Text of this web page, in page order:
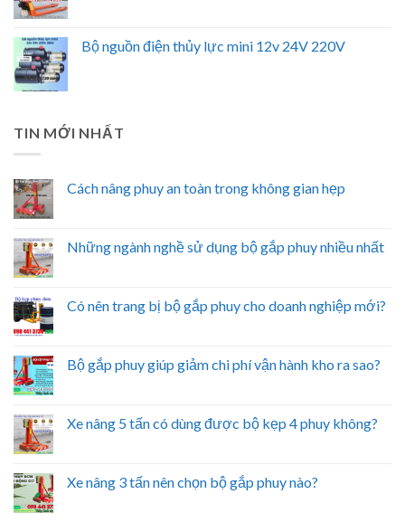
Bộ nguồn điện thủy lực mini 12v 24V 220V
TIN MỚI NHẤT
Cách nâng phuy an toàn trong không gian hẹp
Những ngành nghề sử dụng bộ gắp phuy nhiều nhất
Có nên trang bị bộ gắp phuy cho doanh nghiệp mới?
Bộ gắp phuy giúp giảm chi phí vận hành kho ra sao?
Xe nâng 5 tấn có dùng được bộ kẹp 4 phuy không?
Xe nâng 3 tấn nên chọn bộ gắp phuy nào?